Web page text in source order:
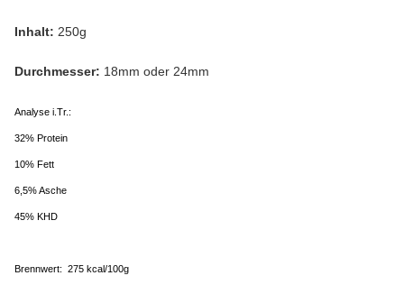
Inhalt: 250g
Durchmesser: 18mm oder 24mm
Analyse i.Tr.:
32% Protein
10% Fett
6,5% Asche
45% KHD
Brennwert: 275 kcal/100g